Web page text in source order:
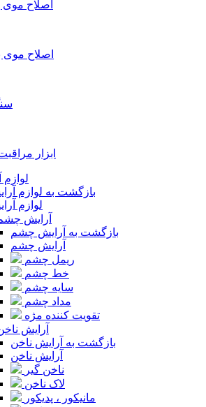
اصلاح موی
اصلاح موی
ابزار
لوازم
بازگشت به لوازم
لوازم
آرایش
بازگشت به آرایش چشم
آرایش چشم
ریمل چشم
خط چشم
سایه چشم
مداد چشم
تقویت کننده مژه
آرایش
بازگشت به آرایش ناخن
آرایش ناخن
ناخن گیر
لاک ناخن
مانیکور ، پدیکور